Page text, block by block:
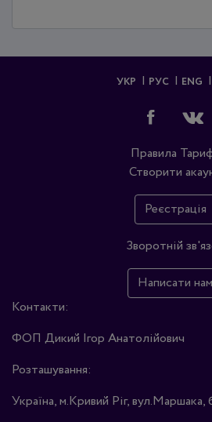
УКР РУС ENG
Правила
Створити
Реєстрація
Зворотній
Написати нам
Контакти:
ФОП Дикий Ігор Анатолійович
Розташування:
Україна, м.Кривий Ріг, вул.Маршака,